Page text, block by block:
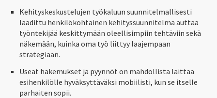
Kehityskeskustelujen työkaluun suunnitelmallisesti
laadittu henkilökohtainen kehityssuunnitelma auttaa
työntekijää keskittymään oleellisimpiin tehtäviin sekä
näkemään, kuinka oma työ liittyy laajempaan
strategiaan.
Useat hakemukset ja pyynnöt on mahdollista laittaa
esihenkilölle hyväksyttäväksi mobiilisti, kun se itselle
parhaiten sopii.